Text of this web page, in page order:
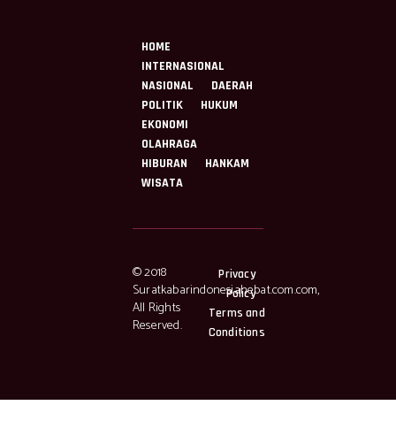
HOME
INTERNASIONAL
NASIONAL
DAERAH
POLITIK
HUKUM
EKONOMI
OLAHRAGA
HIBURAN
HANKAM
WISATA
© 2018
Suratkabarindonesiahebat.com.com,
All Rights
Reserved.
Privacy
Policy
Terms and
Conditions